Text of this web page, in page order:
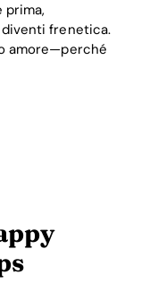
prima,
frenetica.
amore—perché